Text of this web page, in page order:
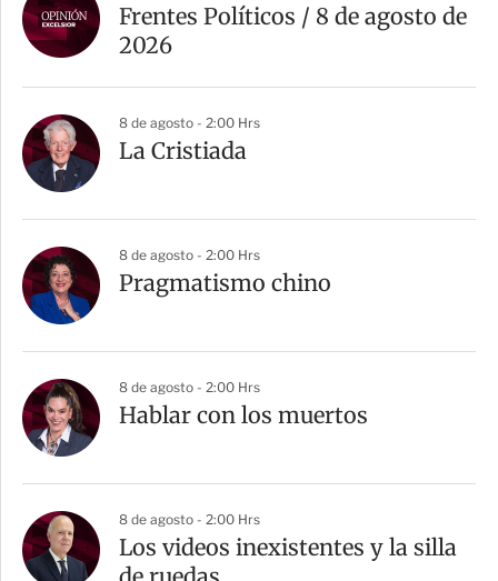
Frentes Políticos / 8 de agosto de
2026
8 de agosto - 2:00 Hrs
La Cristiada
8 de agosto - 2:00 Hrs
Pragmatismo chino
8 de agosto - 2:00 Hrs
Hablar con los muertos
8 de agosto - 2:00 Hrs
Los videos inexistentes y la silla